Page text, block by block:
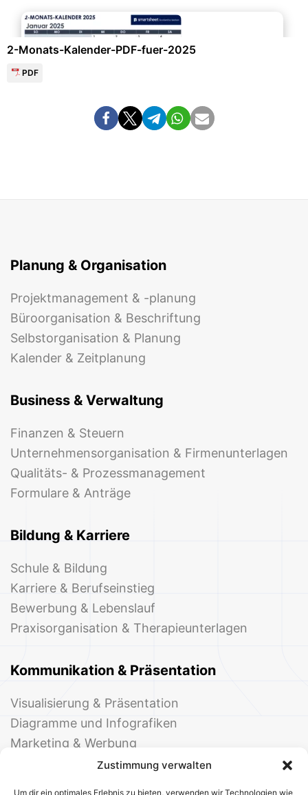
Zustimmung verwalten
Um dir ein optimales Erlebnis zu bieten, verwenden wir Technologien wie
2-Monats-Kalender-PDF-fuer-2025
PDF
Planung & Organisation
Projektmanagement & -planung
Büroorganisation & Beschriftung
Selbstorganisation & Planung
Kalender & Zeitplanung
Business & Verwaltung
Finanzen & Steuern
Unternehmensorganisation & Firmenunterlagen
Qualitäts- & Prozessmanagement
Formulare & Anträge
Bildung & Karriere
Schule & Bildung
Karriere & Berufseinstieg
Bewerbung & Lebenslauf
Praxisorganisation & Therapieunterlagen
Kommunikation & Präsentation
Visualisierung & Präsentation
Diagramme und Infografiken
Marketing & Werbung
Events & Einladungen